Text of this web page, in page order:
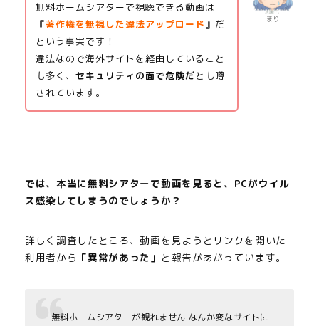
まり
無料ホームシアターで視聴できる動画は
『著作権を無視した違法アップロード』だ
という事実です！
違法なので海外サイトを経由していること
も多く、 セキュリティの面で危険だとも噂
されています。
では、本当に無料シアターで動画を見ると、PCがウイル
ス感染してしまうのでしょうか？
詳しく調査したところ、動画を見ようとリンクを開いた
利用者から 「異常があった」 と報告があがっています。
無料ホームシアターが観れません なんか変なサイトに